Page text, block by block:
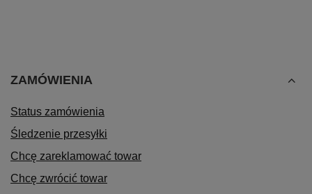
ZAMÓWIENIA
Status zamówienia
Śledzenie przesyłki
Chcę zareklamować towar
Chcę zwrócić towar